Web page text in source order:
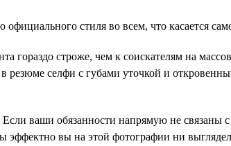
стиля во всем, что касается
гораздо строже, чем к соискателям на
селфи с губами уточкой и
ваши обязанности напрямую не
эффектно вы на этой фотографии ни